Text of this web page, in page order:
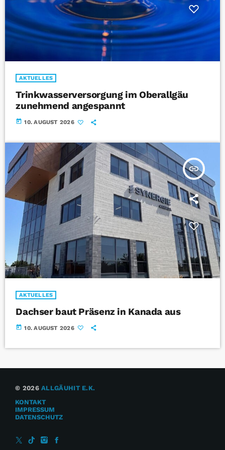
AKTUELLES
Trinkwasserversorgung im Oberallgäu
zunehmend angespannt
today 10. AUGUST 2026
insert_link
AKTUELLES
Dachser baut Präsenz in Kanada aus
today 10. AUGUST 2026
© 2026ALLGÄUHIT E.K.
KONTAKT
IMPRESSUM
DATENSCHUTZ